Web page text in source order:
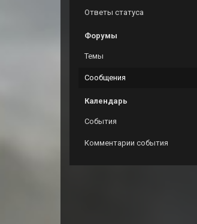
Ответы статуса
Форумы
Темы
Сообщения
Календарь
События
Комментарии события